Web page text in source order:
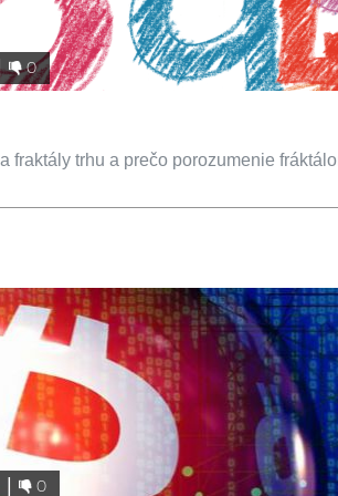
0
trhu a prečo porozumenie
0